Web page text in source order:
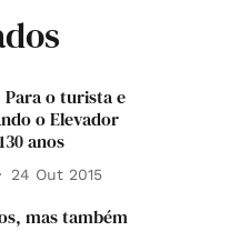
Para o turista e
o Elevador
anos
24 Out 2015
mas também